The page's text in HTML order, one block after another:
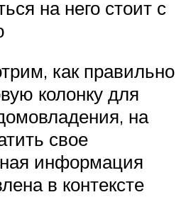
на него стоит с
как правильно
колонку для
на
свое
информация
в контексте